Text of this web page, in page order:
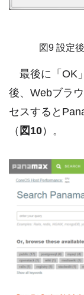
図9 設定
最後に「OK
後、Webブラ
セスすると
（ 図10）。